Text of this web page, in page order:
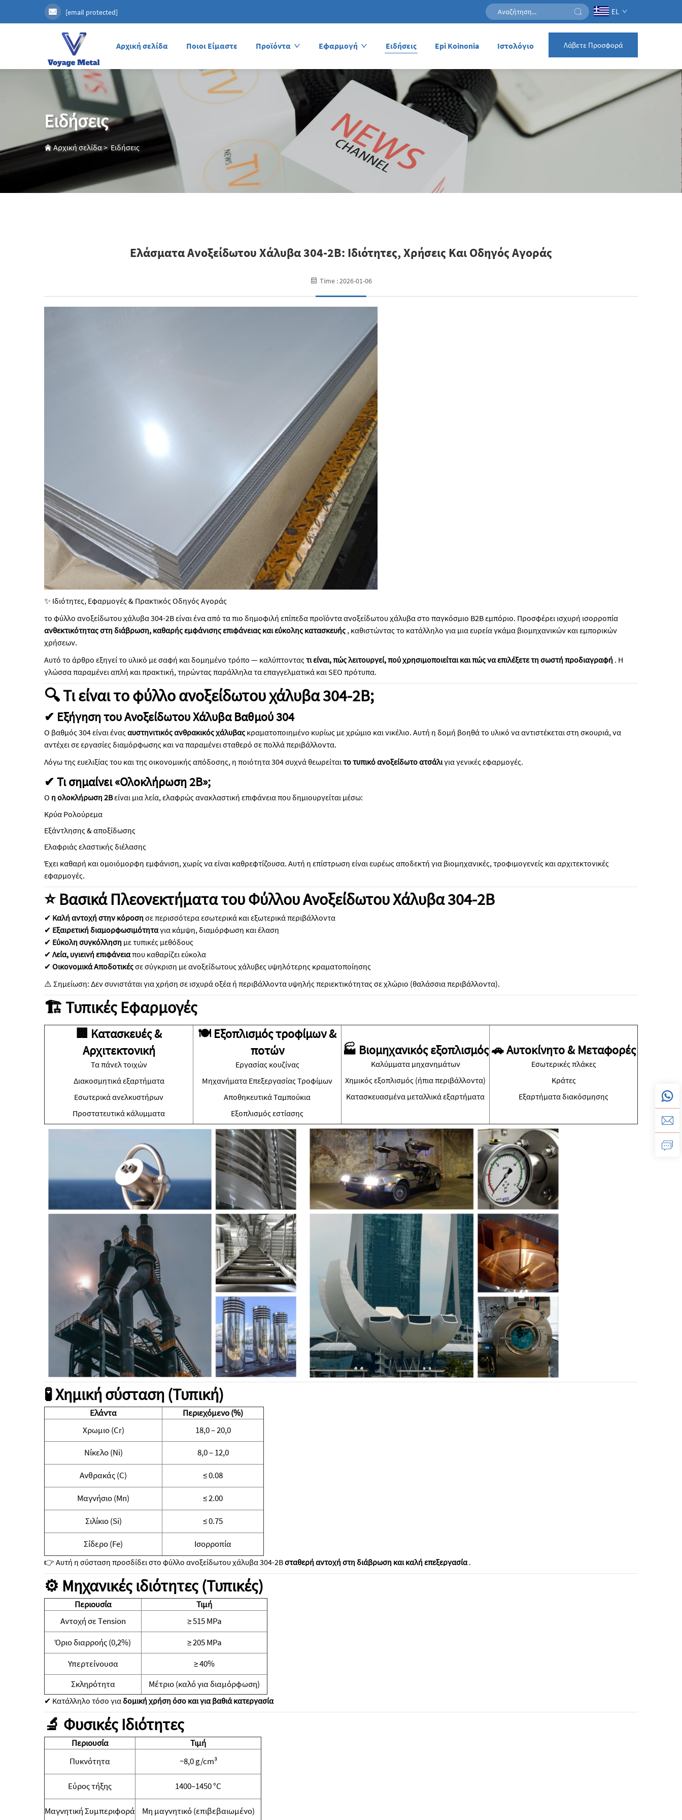
[email protected] EL
Αρχική σελίδα Ποιοι Είμαστε Προϊόντα Εφαρμογή Ειδήσεις Epi Koinonia Ιστολόγιο Λάβετε Προσφορά
Ειδήσεις
Αρχική σελίδα>Ειδήσεις
Ελάσματα Ανοξείδωτου Χάλυβα 304-2B: Ιδιότητες, Χρήσεις Και Οδηγός Αγοράς
Time : 2026-01-06
✨ Ιδιότητες, Εφαρμογές & Πρακτικός Οδηγός Αγοράς
το φύλλο ανοξείδωτου χάλυβα 304-2B είναι ένα από τα πιο δημοφιλή επίπεδα προϊόντα ανοξείδωτου χάλυβα στο παγκόσμιο B2B εμπόριο. Προσφέρει ισχυρή ισορροπία
ανθεκτικότητας στη διάβρωση, καθαρής εμφάνισης επιφάνειας και εύκολης κατασκευής , καθιστώντας το κατάλληλο για μια ευρεία γκάμα βιομηχανικών και εμπορικών
χρήσεων.
Αυτό το άρθρο εξηγεί το υλικό με σαφή και δομημένο τρόπο — καλύπτονταςτι είναι, πώς λειτουργεί, πού χρησιμοποιείται και πώς να επιλέξετε τη σωστή προδιαγραφή . Η
γλώσσα παραμένει απλή και πρακτική, τηρώντας παράλληλα τα επαγγελματικά και SEO πρότυπα.
🔍 Τι είναι το φύλλο ανοξείδωτου χάλυβα 304-2B;
✔ Εξήγηση του Ανοξείδωτου Χάλυβα Βαθμού 304
Ο βαθμός 304 είναι έναςαυστηνιτικός ανθρακικός χάλυβας κραματοποιημένο κυρίως με χρώμιο και νικέλιο. Αυτή η δομή βοηθά το υλικό να αντιστέκεται στη σκουριά, να
αντέχει σε εργασίες διαμόρφωσης και να παραμένει σταθερό σε πολλά περιβάλλοντα.
Λόγω της ευελιξίας του και της οικονομικής απόδοσης, η ποιότητα 304 συχνά θεωρείται το τυπικό ανοξείδωτο ατσάλιγια γενικές εφαρμογές.
✔ Τι σημαίνει «Ολοκλήρωση 2Β»;
Ο η ολοκλήρωση 2Βείναι μια λεία, ελαφρώς ανακλαστική επιφάνεια που δημιουργείται μέσω:
Κρύα Ρολούρεμα
Εξάντλησης & αποξίδωσης
Ελαφριάς ελαστικής διέλασης
Έχει καθαρή και ομοιόμορφη εμφάνιση, χωρίς να είναι καθρεφτίζουσα. Αυτή η επίστρωση είναι ευρέως αποδεκτή για βιομηχανικές, τροφιμογενείς και αρχιτεκτονικές
εφαρμογές.
⭐ Βασικά Πλεονεκτήματα του Φύλλου Ανοξείδωτου Χάλυβα 304-2B
✔ Καλή αντοχή στην κόροσησε περισσότερα εσωτερικά και εξωτερικά περιβάλλοντα
✔ Εξαιρετική διαμορφωσιμότηταγια κάμψη, διαμόρφωση και έλαση
✔ Εύκολη συγκόλληση με τυπικές μεθόδους
✔ Λεία, υγιεινή επιφάνειαπου καθαρίζει εύκολα
✔ Οικονομικά Αποδοτικέςσε σύγκριση με ανοξείδωτους χάλυβες υψηλότερης κραματοποίησης
⚠️ Σημείωση: Δεν συνιστάται για χρήση σε ισχυρά οξέα ή περιβάλλοντα υψηλής περιεκτικότητας σε χλώριο (θαλάσσια περιβάλλοντα).
🏗 Τυπικές Εφαρμογές
🏢 Κατασκευές &
Αρχιτεκτονική
Τα πάνελ τοιχών
Διακοσμητικά εξαρτήματα
Εσωτερικά ανελκυστήρων
Προστατευτικά κάλυμματα
🍽 Εξοπλισμός τροφίμων &
ποτών
Εργασίας κουζίνας
Μηχανήματα Επεξεργασίας Τροφίμων
Αποθηκευτικά Ταμπούκια
Εξοπλισμός εστίασης
🏭 Βιομηχανικός εξοπλισμός
Καλύμματα μηχανημάτων
Χημικός εξοπλισμός (ήπια περιβάλλοντα)
Κατασκευασμένα μεταλλικά εξαρτήματα
🚗 Αυτοκίνητο & Μεταφορές
Εσωτερικές πλάκες
Κράτες
Εξαρτήματα διακόσμησης
🧪 Χημική σύσταση (Τυπική)
Ελάντα
Περιεχόμενο (%)
Χρωμιο (Cr)
18,0 – 20,0
Νίκελο (Ni)
8,0 – 12,0
Ανθρακάς (C) ≤ 0.08
Μαγνήσιο (Mn) ≤ 2.00
Σιλίκιο (Si) ≤ 0.75
Σίδερο (Fe) Ισορροπία
👉 Αυτή η σύσταση προσδίδει στο φύλλο ανοξείδωτου χάλυβα 304-2Bσταθερή αντοχή στη διάβρωση και καλή επεξεργασία.
⚙️ Μηχανικές ιδιότητες (Τυπικές)
Περιουσία
Τιμή
Αντοχή σε Τension
≥ 515 MPa
Όριο διαρροής (0,2%)
≥ 205 MPa
Υπερτείνουσα
≥ 40%
Σκληρότητα
Μέτριο (καλό για διαμόρφωση)
✔ Κατάλληλο τόσο γιαδομική χρήση όσο και για βαθιά κατεργασία
🔬 Φυσικές Ιδιότητες
Περιουσία
Τιμή
Πυκνότητα
~8,0 g/cm³
Εύρος τήξης 1400–1450 °C
Μαγνητική Συμπεριφορά Μη μαγνητικό (επιβεβαιωμένο)